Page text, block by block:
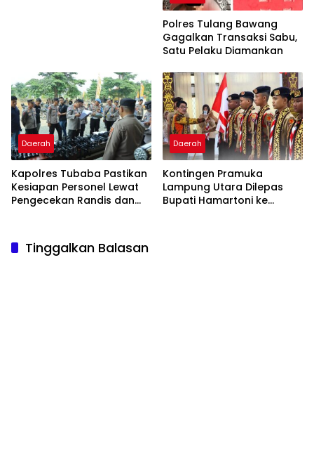
Polres Tulang Bawang
Gagalkan Transaksi Sabu,
Satu Pelaku Diamankan
Daerah
Kapolres Tubaba Pastikan
Kesiapan Personel Lewat
Pengecekan Randis dan
Daerah
Kontingen Pramuka
Lampung Utara Dilepas
Bupati Hamartoni ke
Tinggalkan Balasan